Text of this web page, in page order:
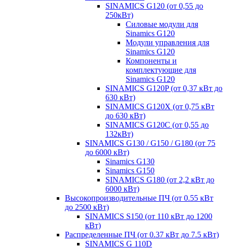
SINAMICS G120 (от 0,55 до
250кВт)
Силовые модули для
Sinamics G120
Модули управления для
Sinamics G120
Компоненты и
комплектующие для
Sinamics G120
SINAMICS G120P (от 0,37 кВт до
630 кВт)
SINAMICS G120X (от 0,75 кВт
до 630 кВт)
SINAMICS G120C (от 0,55 до
132кВт)
SINAMICS G130 / G150 / G180 (от 75
до 6000 кВт)
Sinamics G130
Sinamics G150
SINAMICS G180 (от 2,2 кВт до
6000 кВт)
Высокопроизводительные ПЧ (от 0.55 кВт
до 2500 кВт)
SINAMICS S150 (от 110 кВт до 1200
кВт)
Распределенные ПЧ (от 0.37 кВт до 7.5 кВт)
SINAMICS G 110D